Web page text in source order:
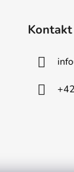
Kontakt
info